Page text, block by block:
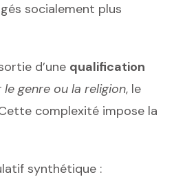
socialement plus
d’une qualification
genre ou la religion, le
complexité impose la
synthétique :